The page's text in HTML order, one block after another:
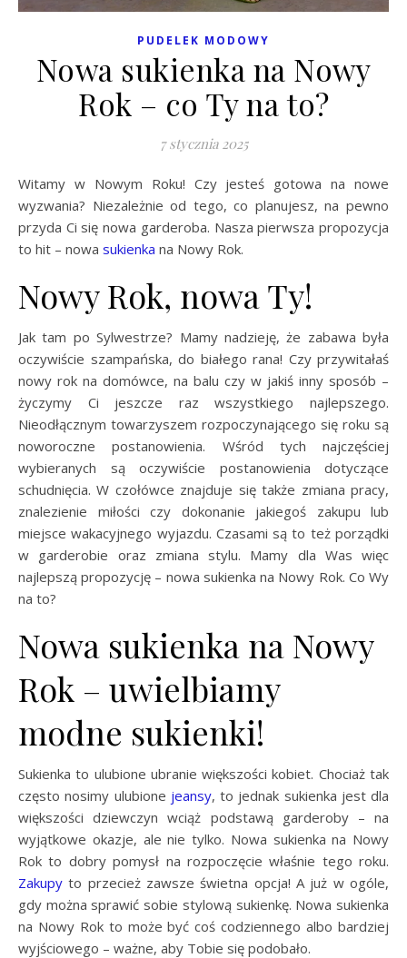
PUDELEK MODOWY
Nowa sukienka na Nowy
Rok – co Ty na to?
7 stycznia 2025
Witamy w Nowym Roku! Czy jesteś gotowa na nowe
wyzwania? Niezależnie od tego, co planujesz, na pewno
przyda Ci się nowa garderoba. Nasza pierwsza propozycja
to hit – nowa sukienka na Nowy Rok.
Nowy Rok, nowa Ty!
Jak tam po Sylwestrze? Mamy nadzieję, że zabawa była
oczywiście szampańska, do białego rana! Czy przywitałaś
nowy rok na domówce, na balu czy w jakiś inny sposób –
życzymy Ci jeszcze raz wszystkiego najlepszego.
Nieodłącznym towarzyszem rozpoczynającego się roku są
noworoczne postanowienia. Wśród tych najczęściej
wybieranych są oczywiście postanowienia dotyczące
schudnięcia. W czołówce znajduje się także zmiana pracy,
znalezienie miłości czy dokonanie jakiegoś zakupu lub
miejsce wakacyjnego wyjazdu. Czasami są to też porządki
w garderobie oraz zmiana stylu. Mamy dla Was więc
najlepszą propozycję – nowa sukienka na Nowy Rok. Co Wy
na to?
Nowa sukienka na Nowy
Rok – uwielbiamy
modne sukienki!
Sukienka to ulubione ubranie większości kobiet. Chociaż tak
często nosimy ulubione jeansy, to jednak sukienka jest dla
większości dziewczyn wciąż podstawą garderoby – na
wyjątkowe okazje, ale nie tylko. Nowa sukienka na Nowy
Rok to dobry pomysł na rozpoczęcie właśnie tego roku.
Zakupy to przecież zawsze świetna opcja! A już w ogóle,
gdy można sprawić sobie stylową sukienkę. Nowa sukienka
na Nowy Rok to może być coś codziennego albo bardziej
wyjściowego – ważne, aby Tobie się podobało.